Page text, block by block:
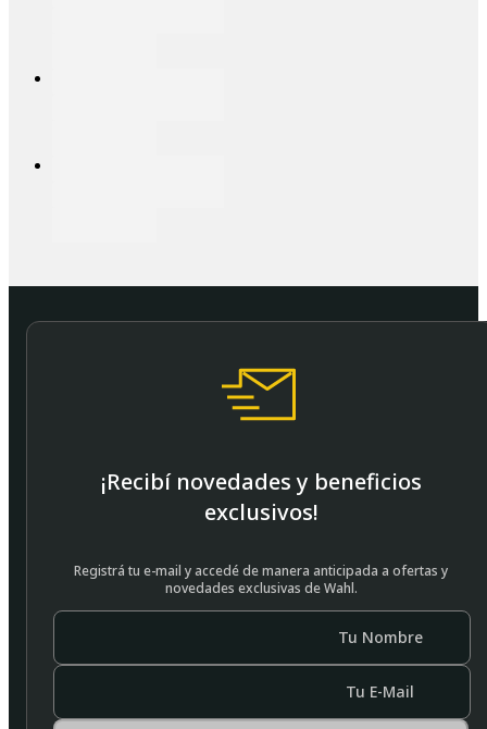
¡Recibí novedades y beneficios
exclusivos!
Registrá tu e-mail y accedé de manera anticipada a ofertas y
novedades exclusivas de Wahl.
Tu Nombre
Tu E-Mail